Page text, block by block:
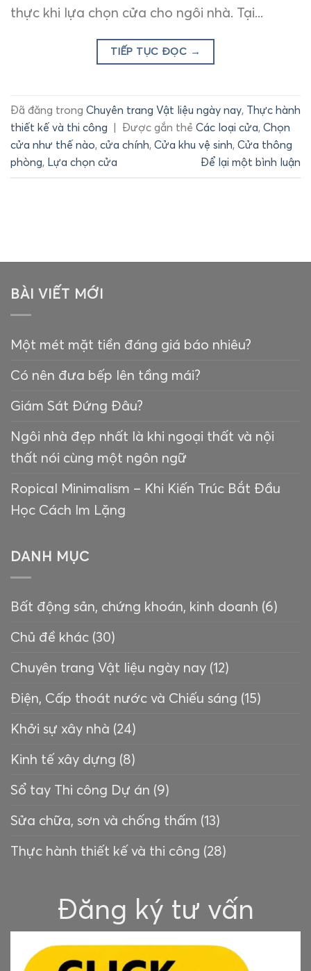
thực khi lựa chọn cửa cho ngôi nhà. Tại...
TIẾP TỤC ĐỌC →
Đã đăng trong Chuyên trang Vật liệu ngày nay, Thực hành
thiết kế và thi công | Được gắn thẻ Các loại cửa, Chọn
cửa như thế nào, cửa chính, Cửa khu vệ sinh, Cửa thông
phòng, Lựa chọn cửa Để lại một bình luận
BÀI VIẾT MỚI
Một mét mặt tiền đáng giá báo nhiêu?
Có nên đưa bếp lên tầng mái?
Giám Sát Đứng Đâu?
Ngôi nhà đẹp nhất là khi ngoại thất và nội
thất nói cùng một ngôn ngữ
Ropical Minimalism – Khi Kiến Trúc Bắt Đầu
Học Cách Im Lặng
DANH MỤC
Bất động sản, chứng khoán, kinh doanh (6)
Chủ đề khác (30)
Chuyên trang Vật liệu ngày nay (12)
Điện, Cấp thoát nước và Chiếu sáng (15)
Khởi sự xây nhà (24)
Kinh tế xây dựng (8)
Sổ tay Thi công Dự án (9)
Sửa chữa, sơn và chống thấm (13)
Thực hành thiết kế và thi công (28)
Đăng ký tư vấn